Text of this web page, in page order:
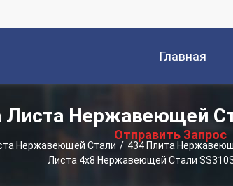
Главная
Страница
述
Отправить Запрос
Листа Нержавеющей
Нержавеющей Стали / 434 Плита
Листа 4x8 Нержавеющей Стали